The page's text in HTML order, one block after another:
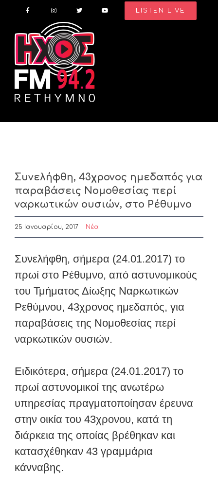
content
LISTEN LIVE
Συνελήφθη, 43χρονος ημεδαπός για
παραβάσεις Νομοθεσίας περί
ναρκωτικών ουσιών, στο Ρέθυμνο
25 Ιανουαρίου, 2017 Nέα
Συνελήφθη, σήμερα (24.01.2017) το
πρωί στο Ρέθυμνο, από αστυνομικούς
του Τμήματος Δίωξης Ναρκωτικών
Ρεθύμνου, 43χρονος ημεδαπός, για
παραβάσεις της Νομοθεσίας περί
ναρκωτικών ουσιών.
Ειδικότερα, σήμερα (24.01.2017) το
πρωί αστυνομικοί της ανωτέρω
υπηρεσίας πραγματοποίησαν έρευνα
στην οικία του 43χρονου, κατά τη
διάρκεια της οποίας βρέθηκαν και
κατασχέθηκαν 43 γραμμάρια
κάνναβης.